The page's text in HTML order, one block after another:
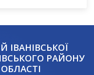
ІВАНІВСЬКОЇ
РАЙОНУ